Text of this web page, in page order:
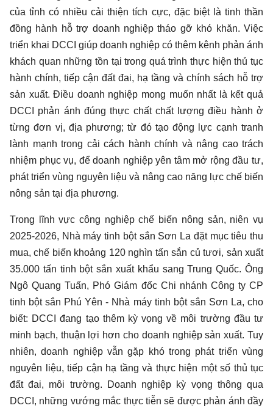
của tỉnh có nhiều cải thiện tích cực, đặc biệt là tinh thần
đồng hành hỗ trợ doanh nghiệp tháo gỡ khó khăn. Việc
triển khai DCCI giúp doanh nghiệp có thêm kênh phản ánh
khách quan những tồn tại trong quá trình thực hiện thủ tục
hành chính, tiếp cận đất đai, hạ tầng và chính sách hỗ trợ
sản xuất. Điều doanh nghiệp mong muốn nhất là kết quả
DCCI phản ánh đúng thực chất chất lượng điều hành ở
từng đơn vị, địa phương; từ đó tạo động lực cạnh tranh
lành mạnh trong cải cách hành chính và nâng cao trách
nhiệm phục vụ, để doanh nghiệp yên tâm mở rộng đầu tư,
phát triển vùng nguyên liệu và nâng cao năng lực chế biến
nông sản tại địa phương.
Trong lĩnh vực công nghiệp chế biến nông sản, niên vụ
2025-2026, Nhà máy tinh bột sắn Sơn La đặt mục tiêu thu
mua, chế biến khoảng 120 nghìn tấn sắn củ tươi, sản xuất
35.000 tấn tinh bột sắn xuất khẩu sang Trung Quốc. Ông
Ngô Quang Tuấn, Phó Giám đốc Chi nhánh Công ty CP
tinh bột sắn Phú Yên - Nhà máy tinh bột sắn Sơn La, cho
biết: DCCI đang tạo thêm kỳ vọng về môi trường đầu tư
minh bạch, thuận lợi hơn cho doanh nghiệp sản xuất. Tuy
nhiên, doanh nghiệp vẫn gặp khó trong phát triển vùng
nguyên liệu, tiếp cận hạ tầng và thực hiện một số thủ tục
đất đai, môi trường. Doanh nghiệp kỳ vọng thông qua
DCCI, những vướng mắc thực tiễn sẽ được phản ánh đầy